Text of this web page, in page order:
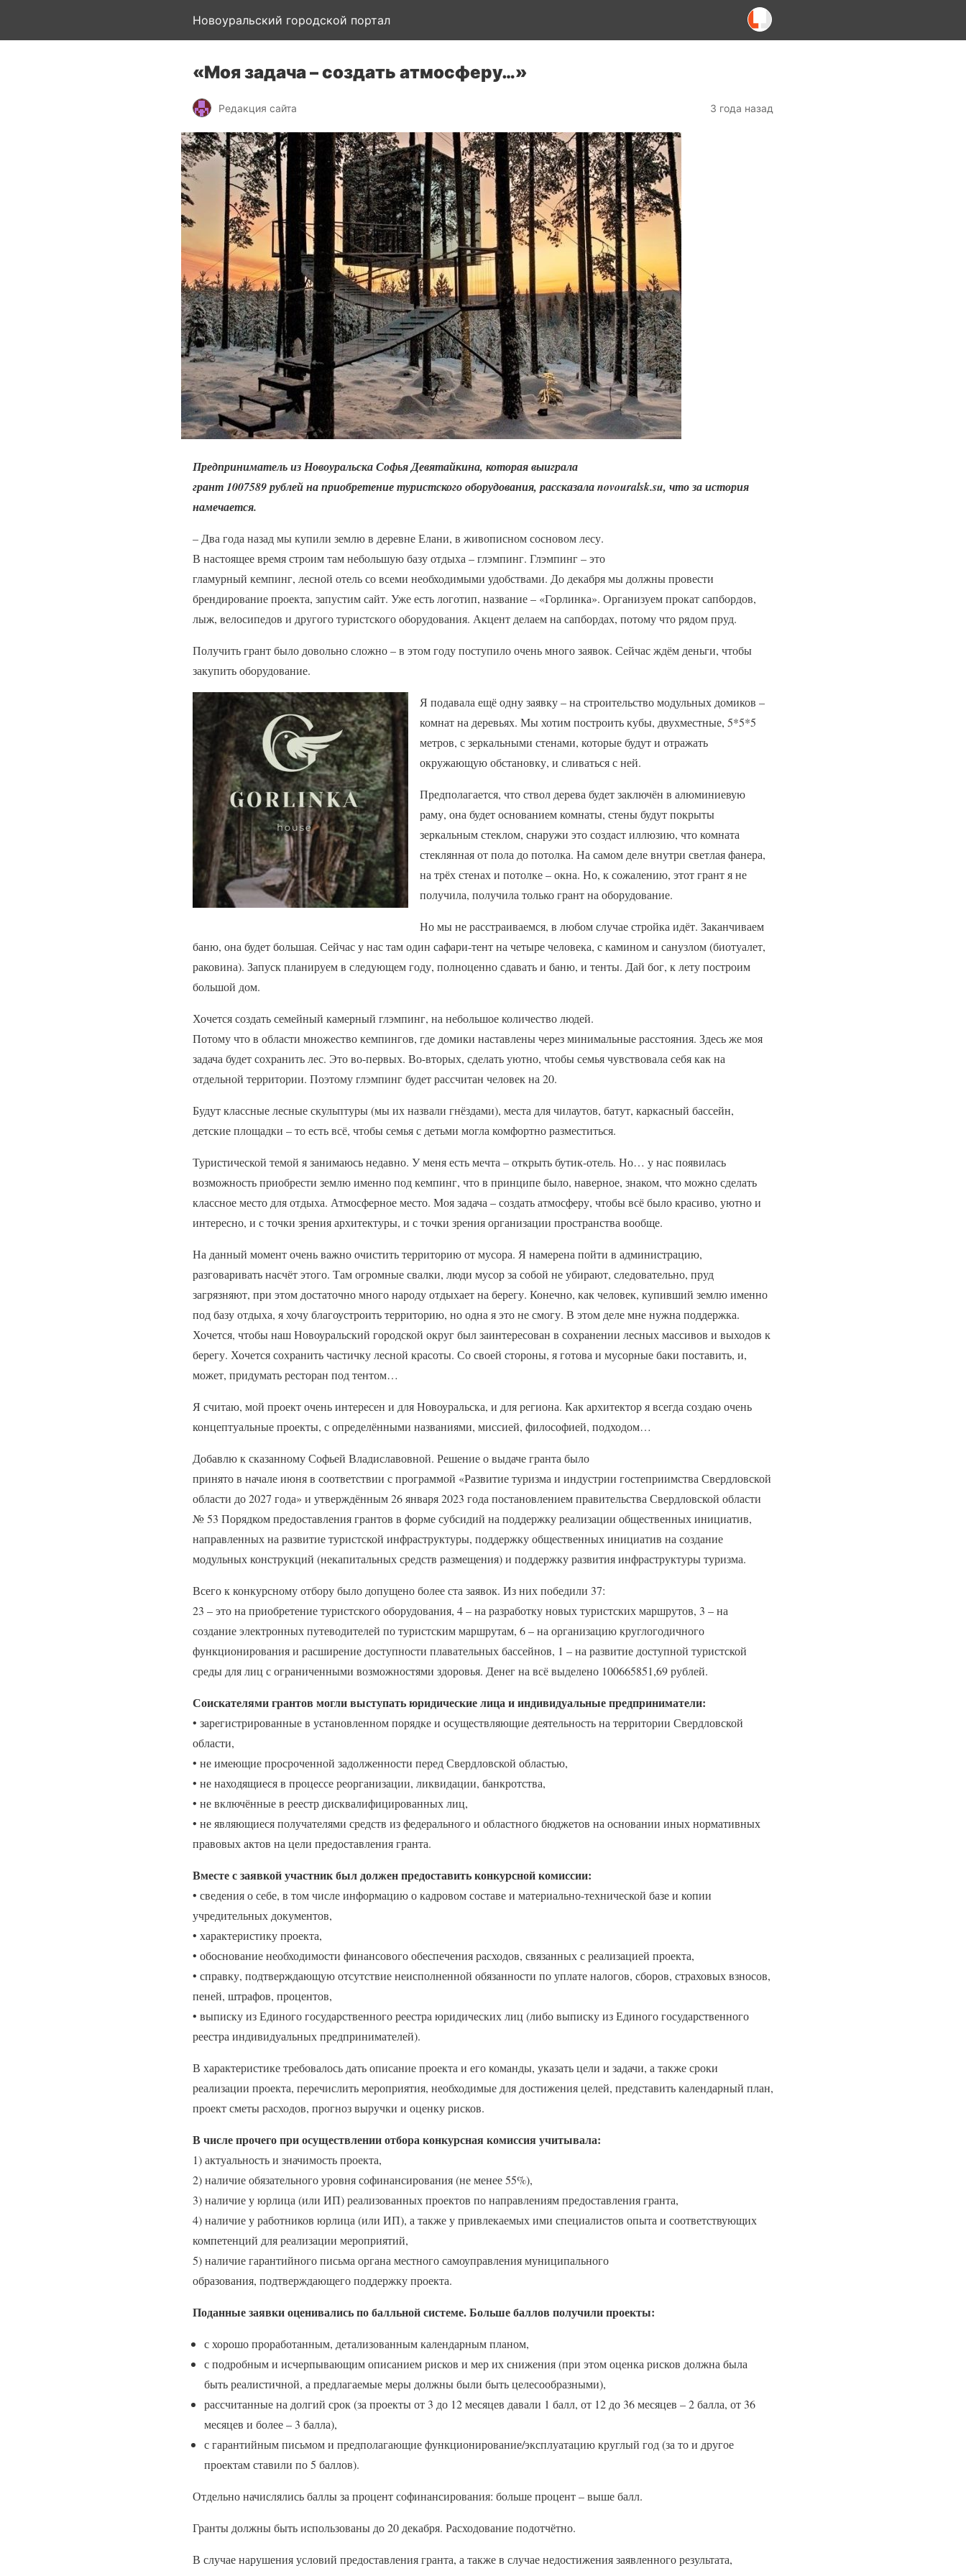
Новоуральский городской портал
«Моя задача – создать атмосферу…»
Редакция сайта 3 года назад
Предприниматель из Новоуральска Софья Девятайкина, которая выиграла
грант 1007589 рублей на приобретение туристского оборудования, рассказалаnovouralsk.su, что за история
намечается.
– Два года назад мы купили землю в деревне Елани, в живописном сосновом лесу.
В настоящее время строим там небольшую базу отдыха – глэмпинг. Глэмпинг – это
гламурный кемпинг, лесной отель со всеми необходимыми удобствами. До декабря мы должны провести
брендирование проекта, запустим сайт. Уже есть логотип, название – «Горлинка». Организуем прокат сапбордов,
лыж, велосипедов и другого туристского оборудования. Акцент делаем на сапбордах, потому что рядом пруд.
Получить грант было довольно сложно – в этом году поступило очень много заявок. Сейчас ждём деньги, чтобы
закупить оборудование.
Я подавала ещё одну заявку – на строительство модульных домиков –
комнат на деревьях. Мы хотим построить кубы, двухместные, 5*5*5
метров, с зеркальными стенами, которые будут и отражать
окружающую обстановку, и сливаться с ней.
Предполагается, что ствол дерева будет заключён в алюминиевую
раму, она будет основанием комнаты, стены будут покрыты
зеркальным стеклом, снаружи это создаст иллюзию, что комната
стеклянная от пола до потолка. На самом деле внутри светлая фанера,
на трёх стенах и потолке – окна. Но, к сожалению, этот грант я не
получила, получила только грант на оборудование.
Но мы не расстраиваемся, в любом случае стройка идёт. Заканчиваем
баню, она будет большая. Сейчас у нас там один сафари-тент на четыре человека, с камином и санузлом (биотуалет,
раковина). Запуск планируем в следующем году, полноценно сдавать и баню, и тенты. Дай бог, к лету построим
большой дом.
Хочется создать семейный камерный глэмпинг, на небольшое количество людей.
Потому что в области множество кемпингов, где домики наставлены через минимальные расстояния. Здесь же моя
задача будет сохранить лес. Это во-первых. Во-вторых, сделать уютно, чтобы семья чувствовала себя как на
отдельной территории. Поэтому глэмпинг будет рассчитан человек на 20.
Будут классные лесные скульптуры (мы их назвали гнёздами), места для чилаутов, батут, каркасный бассейн,
детские площадки – то есть всё, чтобы семья с детьми могла комфортно разместиться.
Туристической темой я занимаюсь недавно. У меня есть мечта – открыть бутик-отель. Но… у нас появилась
возможность приобрести землю именно под кемпинг, что в принципе было, наверное, знаком, что можно сделать
классное место для отдыха. Атмосферное место. Моя задача – создать атмосферу, чтобы всё было красиво, уютно и
интересно, и с точки зрения архитектуры, и с точки зрения организации пространства вообще.
На данный момент очень важно очистить территорию от мусора. Я намерена пойти в администрацию,
разговаривать насчёт этого. Там огромные свалки, люди мусор за собой не убирают, следовательно, пруд
загрязняют, при этом достаточно много народу отдыхает на берегу. Конечно, как человек, купивший землю именно
под базу отдыха, я хочу благоустроить территорию, но одна я это не смогу. В этом деле мне нужна поддержка.
Хочется, чтобы наш Новоуральский городской округ был заинтересован в сохранении лесных массивов и выходов к
берегу. Хочется сохранить частичку лесной красоты. Со своей стороны, я готова и мусорные баки поставить, и,
может, придумать ресторан под тентом…
Я считаю, мой проект очень интересен и для Новоуральска, и для региона. Как архитектор я всегда создаю очень
концептуальные проекты, с определёнными названиями, миссией, философией, подходом…
Добавлю к сказанному Софьей Владиславовной. Решение о выдаче гранта было
принято в начале июня в соответствии с программой «Развитие туризма и индустрии гостеприимства Свердловской
области до 2027 года» и утверждённым 26 января 2023 года постановлением правительства Свердловской области
№ 53 Порядком предоставления грантов в форме субсидий на поддержку реализации общественных инициатив,
направленных на развитие туристской инфраструктуры, поддержку общественных инициатив на создание
модульных конструкций (некапитальных средств размещения) и поддержку развития инфраструктуры туризма.
Всего к конкурсному отбору было допущено более ста заявок. Из них победили 37:
23 – это на приобретение туристского оборудования, 4 – на разработку новых туристских маршрутов, 3 – на
создание электронных путеводителей по туристским маршрутам, 6 – на организацию круглогодичного
функционирования и расширение доступности плавательных бассейнов, 1 – на развитие доступной туристской
среды для лиц с ограниченными возможностями здоровья. Денег на всё выделено 100665851,69 рублей.
Соискателями грантов могли выступать юридические лица и индивидуальные предприниматели:
• зарегистрированные в установленном порядке и осуществляющие деятельность на территории Свердловской
области,
• не имеющие просроченной задолженности перед Свердловской областью,
• не находящиеся в процессе реорганизации, ликвидации, банкротства,
• не включённые в реестр дисквалифицированных лиц,
• не являющиеся получателями средств из федерального и областного бюджетов на основании иных нормативных
правовых актов на цели предоставления гранта.
Вместе с заявкой участник был должен предоставить конкурсной комиссии:
• сведения о себе, в том числе информацию о кадровом составе и материально-технической базе и копии
учредительных документов,
• характеристику проекта,
• обоснование необходимости финансового обеспечения расходов, связанных с реализацией проекта,
• справку, подтверждающую отсутствие неисполненной обязанности по уплате налогов, сборов, страховых взносов,
пеней, штрафов, процентов,
• выписку из Единого государственного реестра юридических лиц (либо выписку из Единого государственного
реестра индивидуальных предпринимателей).
В характеристике требовалось дать описание проекта и его команды, указать цели и задачи, а также сроки
реализации проекта, перечислить мероприятия, необходимые для достижения целей, представить календарный план,
проект сметы расходов, прогноз выручки и оценку рисков.
В числе прочего при осуществлении отбора конкурсная комиссия учитывала:
1) актуальность и значимость проекта,
2) наличие обязательного уровня софинансирования (не менее 55%),
3) наличие у юрлица (или ИП) реализованных проектов по направлениям предоставления гранта,
4) наличие у работников юрлица (или ИП), а также у привлекаемых ими специалистов опыта и соответствующих
компетенций для реализации мероприятий,
5) наличие гарантийного письма органа местного самоуправления муниципального
образования, подтверждающего поддержку проекта.
Поданные заявки оценивались по балльной системе. Больше баллов получили проекты:
с хорошо проработанным, детализованным календарным планом,
с подробным и исчерпывающим описанием рисков и мер их снижения (при этом оценка рисков должна была
быть реалистичной, а предлагаемые меры должны были быть целесообразными),
рассчитанные на долгий срок (за проекты от 3 до 12 месяцев давали 1 балл, от 12 до 36 месяцев – 2 балла, от 36
месяцев и более – 3 балла),
с гарантийным письмом и предполагающие функционирование/эксплуатацию круглый год (за то и другое
проектам ставили по 5 баллов).
Отдельно начислялись баллы за процент софинансирования: больше процент – выше балл.
Гранты должны быть использованы до 20 декабря. Расходование подотчётно.
В случае нарушения условий предоставления гранта, а также в случае недостижения заявленного результата,